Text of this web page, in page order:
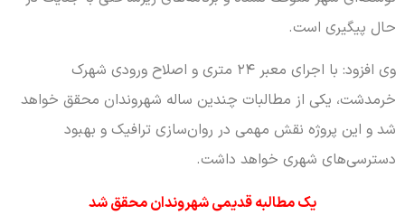
حال پیگیری است.
وی افزود: با اجرای معبر ۲۴ متری و اصلاح ورودی شهرک
خرمدشت، یکی از مطالبات چندین ساله شهروندان محقق خواهد
شد و این پروژه نقش مهمی در روان‌سازی ترافیک و بهبود
دسترسی‌های شهری خواهد داشت.
یک مطالبه قدیمی شهروندان محقق شد